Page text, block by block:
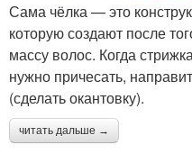
Сама чёлка — это
которую создают после
массу волос. Когда
нужно причесать,
(сделать окантовку).
читать дальше →